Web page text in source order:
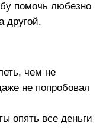
помочь любезно
другой.
чем не
не попробовал
опять все деньги